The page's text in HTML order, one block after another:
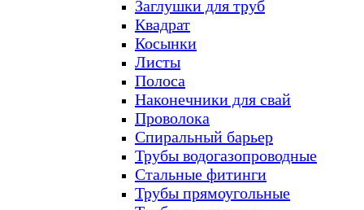
Заглушки для труб
Квадрат
Косынки
Листы
Полоса
Наконечники для свай
Проволока
Спиральный барьер
Трубы водогазопроводные
Стальные фитинги
Трубы прямоугольные